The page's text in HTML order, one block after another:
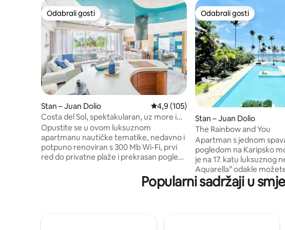
Odabrali gosti
Odabrali gosti
Stan – Juan Dolio Prosječna ocjena: 4,9/5, recenzija: 105
4,9 (105)
Costa del Sol, spektakularan, uz more i
plažu
Opustite se u ovom luksuznom
apartmanu nautičke tematike, nedavno i
potpuno renoviran s 300 Mb Wi-Fi, prvi
red do privatne plaže i prekrasan pogled
terasi, s pogledom na rajsku privatnu
plažu i toplo Karipsko more; ili uživajte u
Odabrali gosti
Odabrali gosti
Stan – Juan Dolio
The Rainbow and You
Apartman s jednom
pogledom na Karipsko
je na 17. katu luksuznog
Aquarella” odakle
spektakularnim
osobe. U cijelom stanu
Popularni sadržaji u